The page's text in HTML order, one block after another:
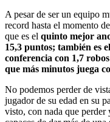
A pesar de ser un equipo
record hasta el momento
que es el quinto mejor
15,3 puntos; también
conferencia con 1,7
que más minutos juega
No podemos perder de
jugador de su edad en su
visto, con nada que perder